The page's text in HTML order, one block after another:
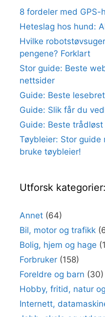
8 fordeler med
Heteslag hos hund:
Hvilke
pengene? Forklart
Stor guide: Beste
nettsider
Guide: Beste
Guide: Slik får du
Guide: Beste
Tøybleier: Stor
bruke tøybleier!
Utforsk kategorier:
Annet (64)
Bil, motor og trafikk
Bolig, hjem og hage
Forbruker (158)
Foreldre og barn (30)
Hobby, fritid, natur
Internett,